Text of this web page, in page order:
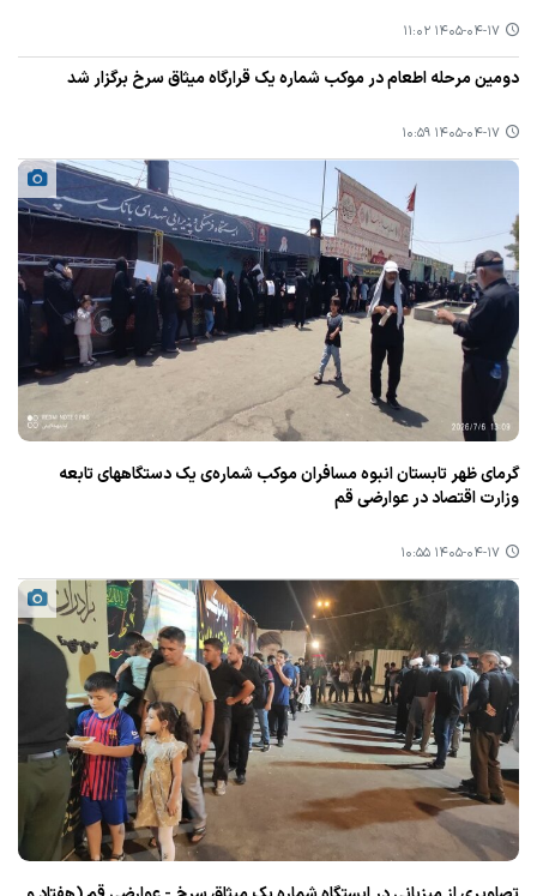
۱۴۰۵-۰۴-۱۷ ۱۱:۰۲
دومین مرحله اطعام در موکب شماره یک قرارگاه میثاق سرخ برگزار شد
۱۴۰۵-۰۴-۱۷ ۱۰:۵۹
گرمای ظهر تابستان انبوه مسافران موکب شماره‌ی یک دستگاههای تابعه
وزارت اقتصاد در عوارضی قم
۱۴۰۵-۰۴-۱۷ ۱۰:۵۵